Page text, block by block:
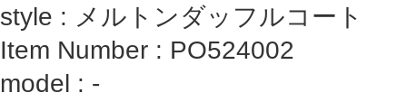
style : メルトンダッフルコート
Item Number : PO524002
model : ‐